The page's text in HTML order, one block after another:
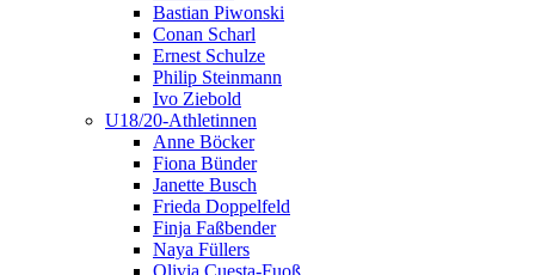
Bastian Piwonski
Conan Scharl
Ernest Schulze
Philip Steinmann
Ivo Ziebold
U18/20-Athletinnen
Anne Böcker
Fiona Bünder
Janette Busch
Frieda Doppelfeld
Finja Faßbender
Naya Füllers
Olivia Cuesta-Fuoß